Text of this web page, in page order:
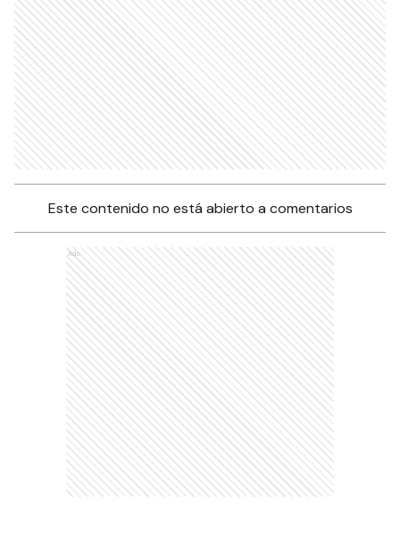
Este contenido no está abierto a comentarios
Ads